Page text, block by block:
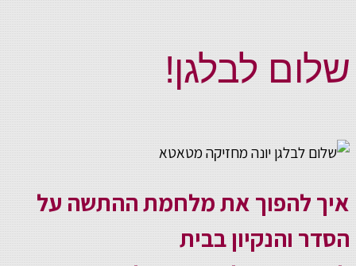
שלום לבלגן!
איך להפוך את מלחמת ההתשה על
הסדר והנקיון בבית